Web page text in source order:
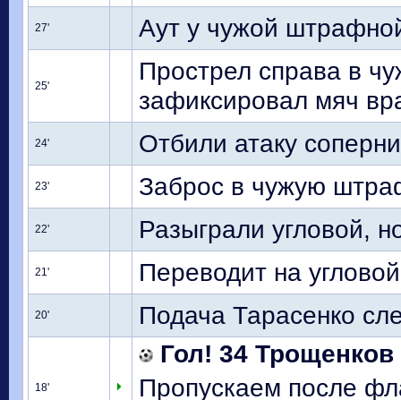
27' Аут у чужой
25'
Прострел справа в
зафиксировал мяч
24' Отбили атаку
23' Заброс в чужую
22' Разыграли угловой,
21' Переводит на
20' Подача Тарасенко
18'
Гол! 34
Пропускаем после